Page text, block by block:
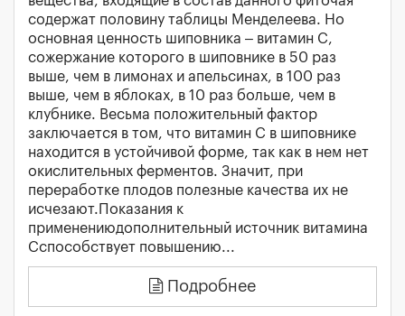
содержат половину таблицы Менделеева. Но
основная ценность шиповника – витамин С,
сожержание которого в шиповнике в 50 раз
выше, чем в лимонах и апельсинах, в 100 раз
выше, чем в яблоках, в 10 раз больше, чем в
клубнике. Весьма положительный фактор
заключается в том, что витамин С в шиповнике
находится в устойчивой форме, так как в нем нет
окислительных ферментов. Значит, при
переработке плодов полезные качества их не
исчезают.Показания к
применениюдополнительный источник витамина
Сспособствует повышению...
Подробнее